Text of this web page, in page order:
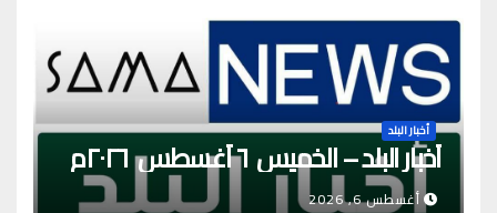
أخبار البلد
أخبار البلد – الخميس ٦ أغسطس ٢٠٢٦م
أغسطس 6, 2026